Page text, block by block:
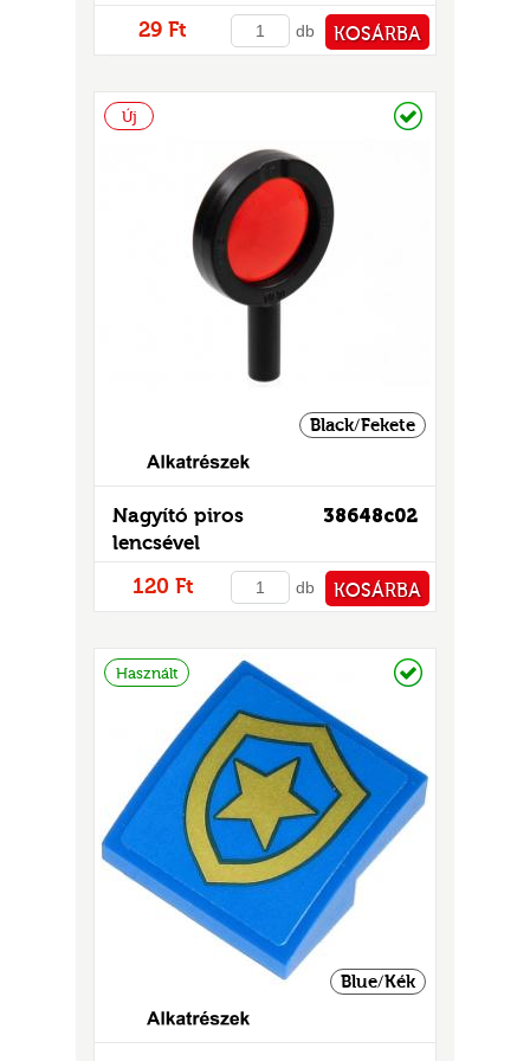
29 Ft db KOSÁRBA
Új
Black/Fekete
38648c02
Nagyító piros
lencsével
120 Ft db KOSÁRBA
Használt
Blue/Kék